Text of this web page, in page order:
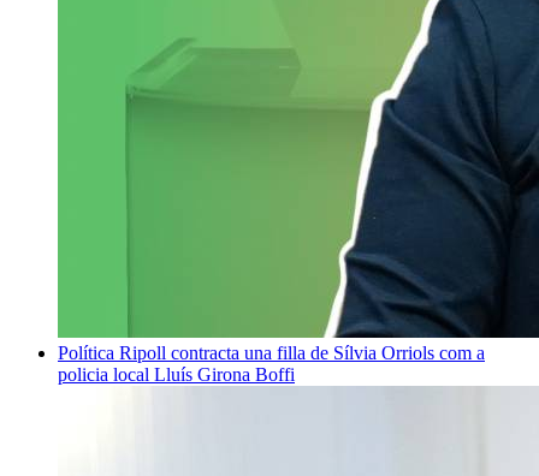
Política Ripoll contracta una filla de Sílvia Orriols com a
policia local Lluís Girona Boffi